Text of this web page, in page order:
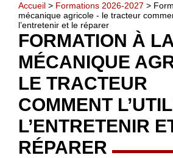
Accueil > Formations 2026-2027 >
mécanique agricole - le tracteur
l’entretenir et le réparer
FORMATION À
MÉCANIQUE
LE TRACTEUR
COMMENT
L’ENTRETENIR
RÉPARER